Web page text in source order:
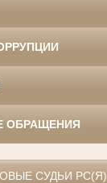
ОБРАЩЕНИЯ
СУДЬИ РС(Я)